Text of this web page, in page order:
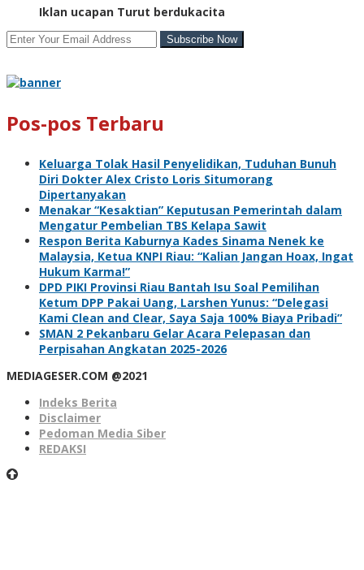
Iklan ucapan Turut berdukacita
Pos-pos Terbaru
Keluarga Tolak Hasil Penyelidikan, Tuduhan Bunuh
Diri Dokter Alex Cristo Loris Situmorang
Dipertanyakan
Menakar “Kesaktian” Keputusan Pemerintah dalam
Mengatur Pembelian TBS Kelapa Sawit
Respon Berita Kaburnya Kades Sinama Nenek ke
Malaysia, Ketua KNPI Riau: “Kalian Jangan Hoax, Ingat
Hukum Karma!”
DPD PIKI Provinsi Riau Bantah Isu Soal Pemilihan
Ketum DPP Pakai Uang, Larshen Yunus: “Delegasi
Kami Clean and Clear, Saya Saja 100% Biaya Pribadi”
SMAN 2 Pekanbaru Gelar Acara Pelepasan dan
Perpisahan Angkatan 2025-2026
MEDIAGESER.COM @2021
Indeks Berita
Disclaimer
Pedoman Media Siber
REDAKSI